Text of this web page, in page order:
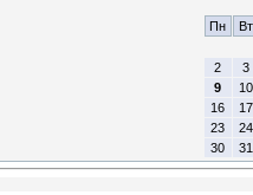
Пн Вт
2
3
9
10
16
17
23
24
30
31